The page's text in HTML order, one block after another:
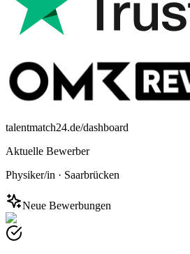
talentmatch24.de/dashboard
Aktuelle Bewerber
Physiker/in · Saarbrücken
Neue Bewerbungen